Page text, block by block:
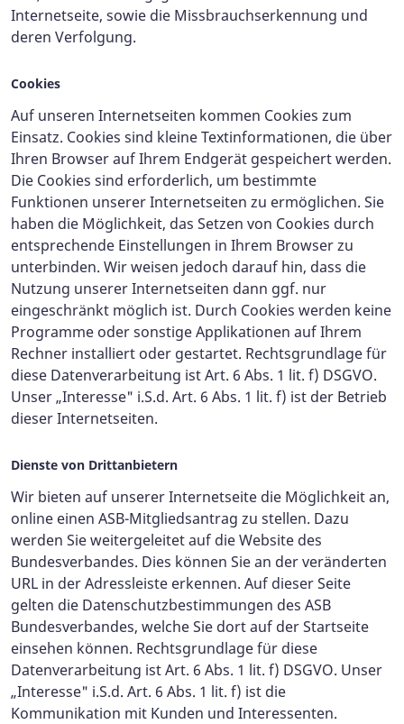
Internetseite, sowie die Missbrauchserkennung und
deren Verfolgung.
Cookies
Auf unseren Internetseiten kommen Cookies zum
Einsatz. Cookies sind kleine Textinformationen, die über
Ihren Browser auf Ihrem Endgerät gespeichert werden.
Die Cookies sind erforderlich, um bestimmte
Funktionen unserer Internetseiten zu ermöglichen. Sie
haben die Möglichkeit, das Setzen von Cookies durch
entsprechende Einstellungen in Ihrem Browser zu
unterbinden. Wir weisen jedoch darauf hin, dass die
Nutzung unserer Internetseiten dann ggf. nur
eingeschränkt möglich ist. Durch Cookies werden keine
Programme oder sonstige Applikationen auf Ihrem
Rechner installiert oder gestartet. Rechtsgrundlage für
diese Datenverarbeitung ist Art. 6 Abs. 1 lit. f) DSGVO.
Unser „Interesse" i.S.d. Art. 6 Abs. 1 lit. f) ist der Betrieb
dieser Internetseiten.
Dienste von Drittanbietern
Wir bieten auf unserer Internetseite die Möglichkeit an,
online einen ASB-Mitgliedsantrag zu stellen. Dazu
werden Sie weitergeleitet auf die Website des
Bundesverbandes. Dies können Sie an der veränderten
URL in der Adressleiste erkennen. Auf dieser Seite
gelten die Datenschutzbestimmungen des ASB
Bundesverbandes, welche Sie dort auf der Startseite
einsehen können. Rechtsgrundlage für diese
Datenverarbeitung ist Art. 6 Abs. 1 lit. f) DSGVO. Unser
„Interesse" i.S.d. Art. 6 Abs. 1 lit. f) ist die
Kommunikation mit Kunden und Interessenten.